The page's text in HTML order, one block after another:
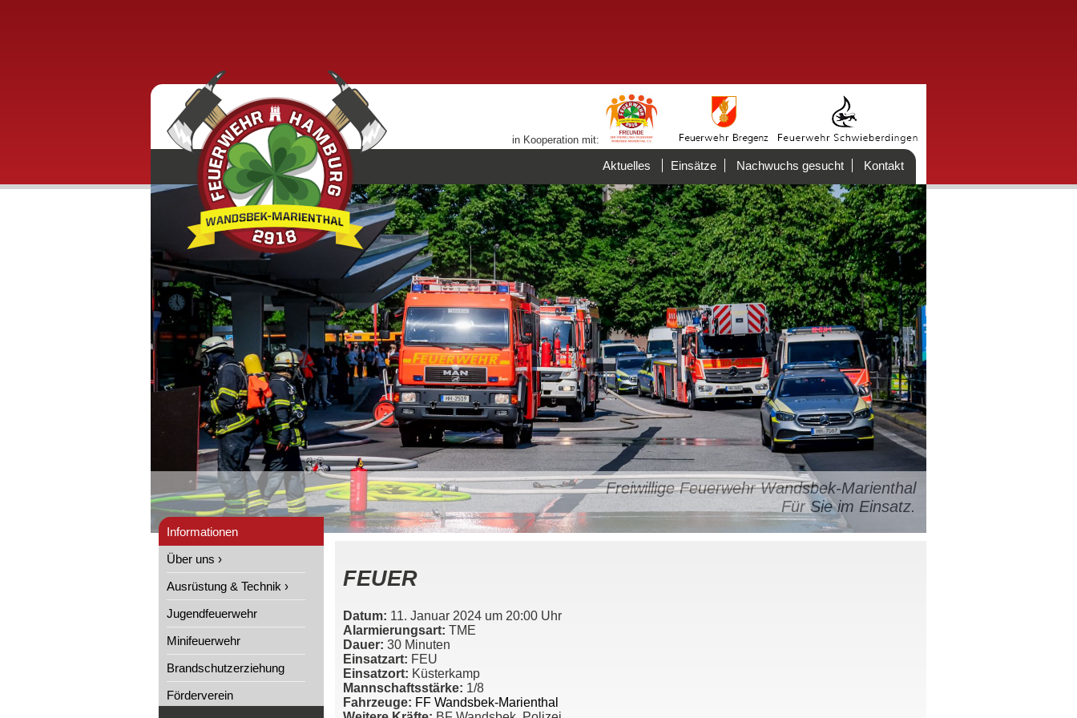
in Kooperation mit:
Aktuelles Einsätze Nachwuchs gesucht Kontakt
Freiwillige Feuerwehr Wandsbek-Marienthal
Für Sie im Einsatz.
Informationen
Über uns ›
Ausrüstung & Technik ›
Jugendfeuerwehr
Minifeuerwehr
Brandschutzerziehung
Förderverein
FEUER
Datum: 11. Januar 2024 um 20:00 Uhr
Alarmierungsart: TME
Dauer: 30 Minuten
Einsatzart: FEU
Einsatzort: Küsterkamp
Mannschaftsstärke: 1/8
Fahrzeuge: FF Wandsbek-Marienthal